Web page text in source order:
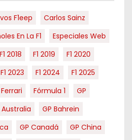
F1eep
Carlos Sainz
En La F1
Especiales Web
F1 2018 F1 2019
F1 2020
F1 2023 F1 2024
F1 2025
Ferrari Fórmula 1
GP
Australia
GP Bahrein
GP Canadá
GP China